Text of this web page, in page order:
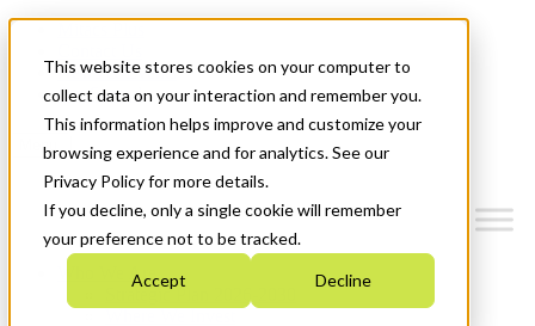
This website stores cookies on your computer to
collect data on your interaction and remember you.
This information helps improve and customize your
browsing experience and for analytics. See our
Privacy Policy for more details.
If you decline, only a single cookie will remember
your preference not to be tracked.
Accept Decline
News & Events
Get Started
Menu
Who We Are
Strategic Plan 2026-2030